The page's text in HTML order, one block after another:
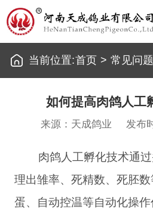
当前位置:首页 > 常见问题
如何提高肉鸽人工
来源：天成鸽业 发布
肉鸽人工孵化技术通过
理出雏率、死精数、死胚
蛋、自动控温等自动化操